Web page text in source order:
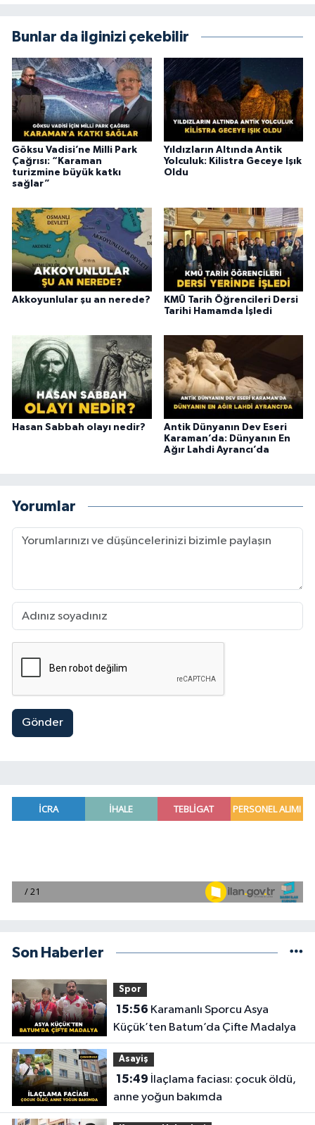
Bunlar da ilginizi çekebilir
Göksu Vadisi’ne Milli Park
Çağrısı: “Karaman
turizmine büyük katkı
sağlar”
Yıldızların Altında Antik
Yolculuk: Kilistra Geceye Işık
Oldu
Akkoyunlular şu an nerede?
KMÜ Tarih Öğrencileri Dersi
Tarihi Hamamda İşledi
Hasan Sabbah olayı nedir?
Antik Dünyanın Dev Eseri
Karaman’da: Dünyanın En
Ağır Lahdi Ayrancı’da
Yorumlar
Gönder
Son Haberler
Spor
15:56
Küçük’ten Batum’da Çifte Madalya
Asayiş
15:49
anne yoğun bakımda